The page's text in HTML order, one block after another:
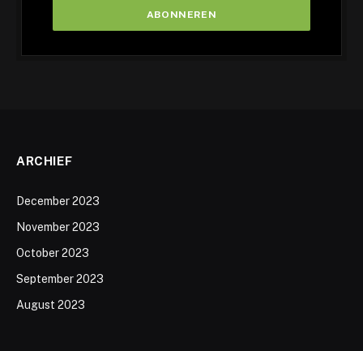
ARCHIEF
December 2023
November 2023
October 2023
September 2023
August 2023